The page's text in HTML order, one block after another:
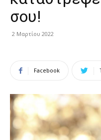
σου!
2 Μαρτίου 2022
Facebook